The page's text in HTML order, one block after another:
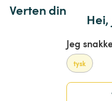
Verten din
Hei,
Jeg
tysk